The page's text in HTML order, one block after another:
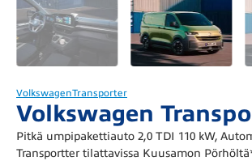
VolkswagenTransporter
Volkswagen
Pitkä umpipakettiauto 2,0 TDI 110 kW,
Transportter tilattavissa Kuusamon